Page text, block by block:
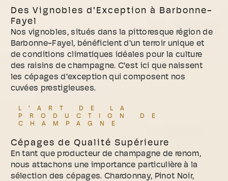
Des Vignobles d'Exception à Barbonne-
Fayel
Nos vignobles, situés dans la pittoresque région de
Barbonne-Fayel, bénéficient d'un terroir unique et
de conditions climatiques idéales pour la culture
des raisins de champagne. C'est ici que naissent
les cépages d'exception qui composent nos
cuvées prestigieuses.
L'ART DE LA
PRODUCTION DE
CHAMPAGNE
Cépages de Qualité Supérieure
En tant que producteur de champagne de renom,
nous attachons une importance particulière à la
sélection des cépages. Chardonnay, Pinot Noir,